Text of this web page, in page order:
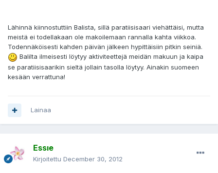
Lähinnä kiinnostuttiin Balista, sillä paratiisisaari viehättäisi, mutta
meistä ei todellakaan ole makoilemaan rannalla kahta viikkoa.
Todennäköisesti kahden päivän jälkeen hypittäisiin pitkin seiniä.
Balilta ilmeisesti löytyy aktiviteettejä meidän makuun ja kaipa
se paratiisisaarikin sieltä jollain tasolla löytyy. Ainakin suomeen
kesään verrattuna!
Lainaa
Essıe
Kirjoitettu December 30, 2012